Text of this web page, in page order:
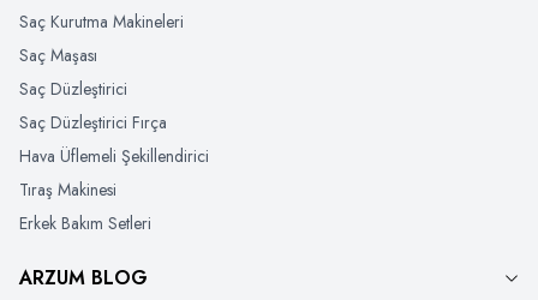
Saç Kurutma Makineleri
Saç Maşası
Saç Düzleştirici
Saç Düzleştirici Fırça
Hava Üflemeli Şekillendirici
Tıraş Makinesi
Erkek Bakım Setleri
ARZUM BLOG